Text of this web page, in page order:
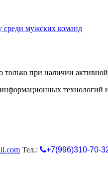
среди мужских команд
только при наличии
Тел.: +7(996)310-70-